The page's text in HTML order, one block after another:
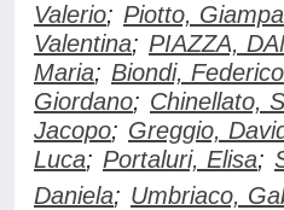
Valerio; Piotto,
Valentina; PIAZZA,
Maria; Biondi, Federico
Giordano; Chinellato,
Jacopo; Greggio,
Luca; Portaluri, Elisa;
Daniela; Umbriaco,